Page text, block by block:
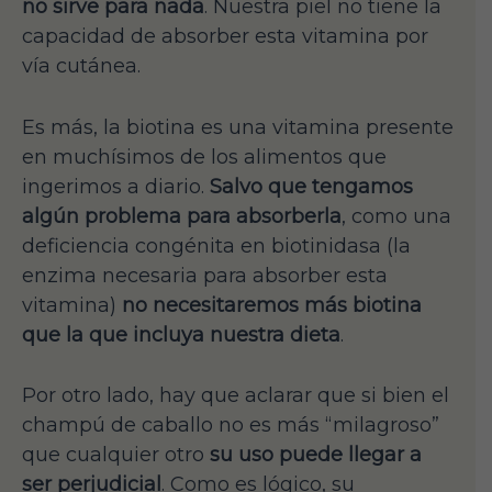
no sirve para nada. Nuestra piel no tiene la
capacidad de absorber esta vitamina por
vía cutánea.
Es más, la biotina es una vitamina presente
en muchísimos de los alimentos que
ingerimos a diario. Salvo que tengamos
algún problema para absorberla, como una
deficiencia congénita en biotinidasa (la
enzima necesaria para absorber esta
vitamina) no necesitaremos más biotina
que la que incluya nuestra dieta.
Por otro lado, hay que aclarar que si bien el
champú de caballo no es más “milagroso”
que cualquier otro su uso puede llegar a
ser perjudicial . Como es lógico, su